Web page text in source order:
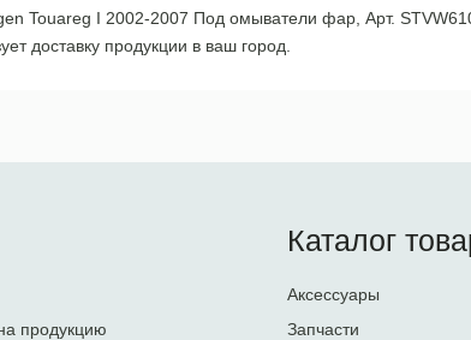
Touareg I 2002-2007 Под омыватели фар, Арт.
доставку продукции в ваш город.
продукцию
Каталог
Аксессуары
Запчасти